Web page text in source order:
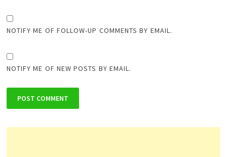
NOTIFY ME OF FOLLOW-UP COMMENTS BY EMAIL.
NOTIFY ME OF NEW POSTS BY EMAIL.